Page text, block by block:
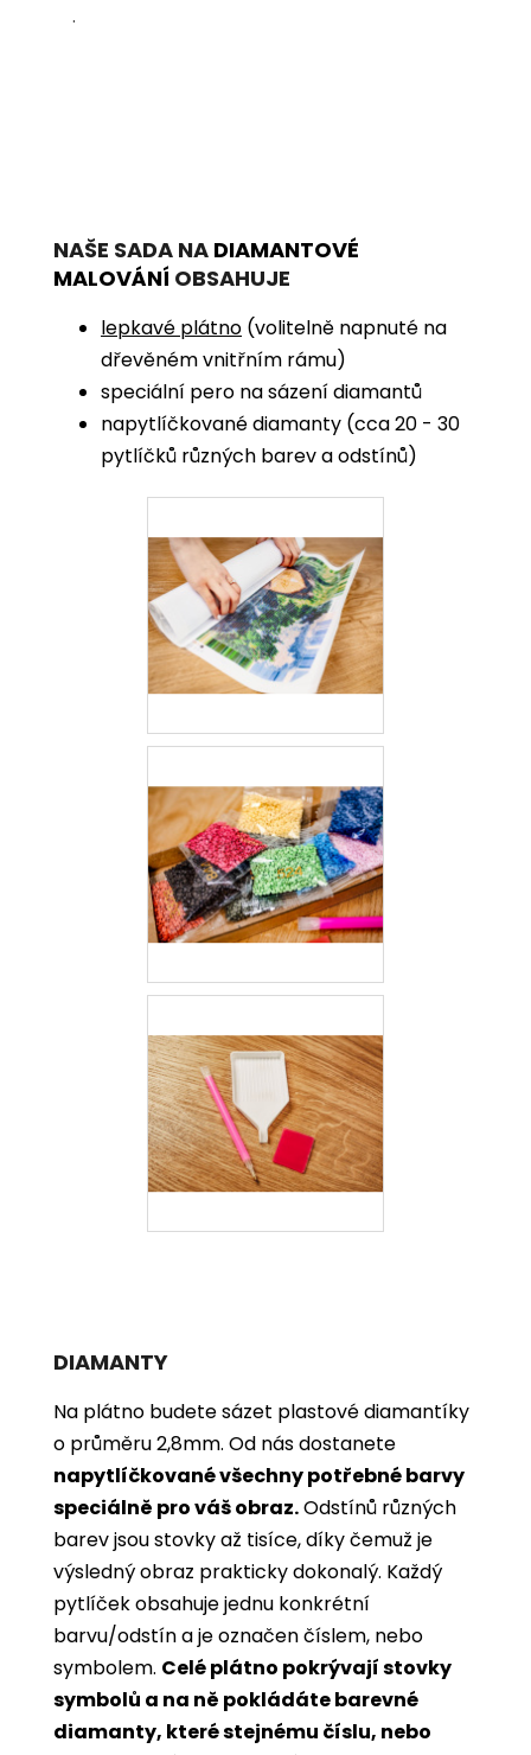
.
NAŠE SADA NA DIAMANTOVÉ
MALOVÁNÍ OBSAHUJE
lepkavé plátno (volitelně napnuté na
dřevěném vnitřním rámu)
speciální pero na sázení diamantů
napytlíčkované diamanty (cca 20 - 30
pytlíčků různých barev a odstínů)
DIAMANTY
Na plátno budete sázet plastové diamantíky
o průměru 2,8mm. Od nás dostanete
napytlíčkované všechny potřebné barvy
speciálně pro váš obraz.Odstínů různých
barev jsou stovky až tisíce, díky čemuž je
výsledný obraz prakticky dokonalý. Každý
pytlíček obsahuje jednu konkrétní
barvu/odstín a je označen číslem, nebo
symbolem. Celé plátno pokrývají stovky
symbolů a na ně pokládáte barevné
diamanty, které stejnému číslu, nebo